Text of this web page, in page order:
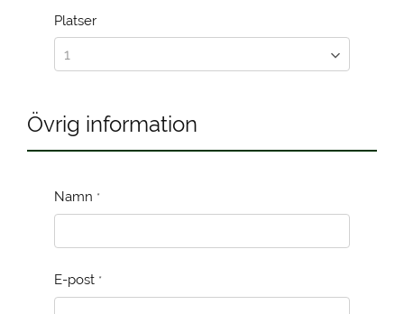
Platser
Övrig information
Namn *
E-post *